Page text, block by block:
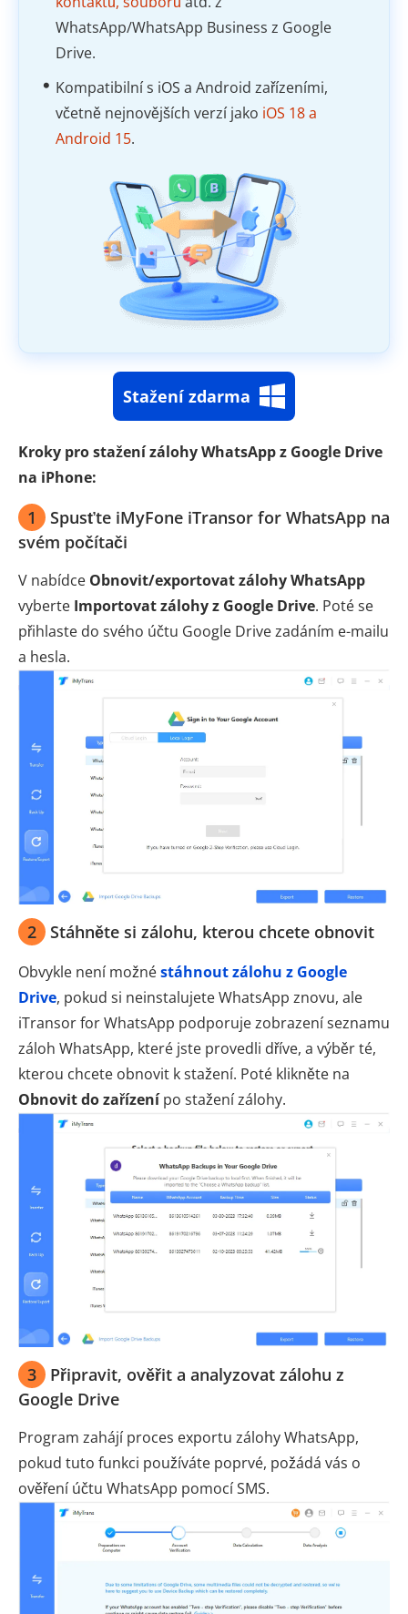
WhatsApp/WhatsApp Business z Google
Drive.
Kompatibilní s iOS a Android zařízeními,
včetně nejnovějších verzí jako iOS 18 a
Android 15.
Stažení zdarma
Kroky pro stažení zálohy WhatsApp z Google Drive
na iPhone:
1
Spusťte iMyFone iTransor for WhatsApp na
svém počítači
V nabídce Obnovit/exportovat zálohy WhatsApp
vyberte Importovat zálohy z Google Drive. Poté se
přihlaste do svého účtu Google Drive zadáním e-mailu
a hesla.
2 Stáhněte si zálohu, kterou chcete obnovit
Obvykle není možnéstáhnout zálohu z Google
Drive, pokud si neinstalujete WhatsApp znovu, ale
iTransor for WhatsApp podporuje zobrazení seznamu
záloh WhatsApp, které jste provedli dříve, a výběr té,
kterou chcete obnovit k stažení. Poté klikněte na
Obnovit do zařízenípo stažení zálohy.
3
Připravit, ověřit a analyzovat zálohu z
Google Drive
Program zahájí proces exportu zálohy WhatsApp,
pokud tuto funkci používáte poprvé, požádá vás o
ověření účtu WhatsApp pomocí SMS.